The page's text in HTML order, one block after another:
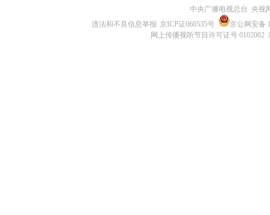
中央广播电视总台 央视
违法和不良信息举报 京ICP证060535号
京公网安备
网上传播视听节目许可证号 0102002